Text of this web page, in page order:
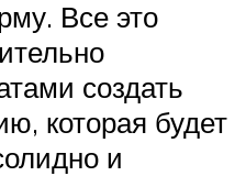
Все это
создать
которая будет
и